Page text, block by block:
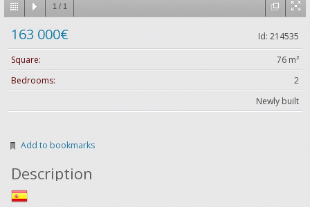
1 / 1
Id: 214535
163 000€
Square:
76 m²
Bedrooms:
2
Newly built
Add to bookmarks
Description